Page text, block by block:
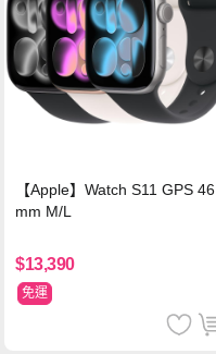
【Apple】Watch S11 GPS 46
mm M/L
$13,390
免運